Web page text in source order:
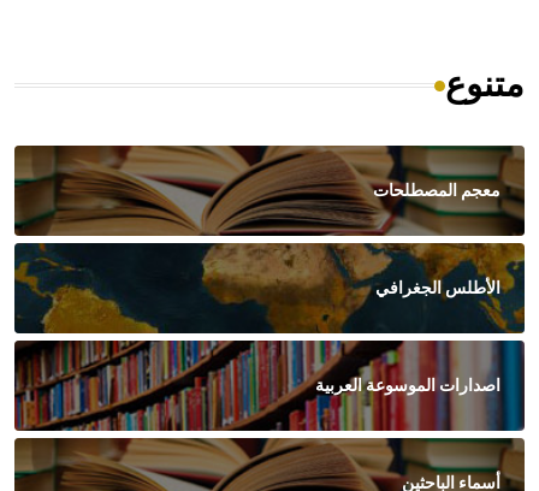
متنوع
معجم المصطلحات
الأطلس الجغرافي
اصدارات الموسوعة العربية
أسماء الباحثين